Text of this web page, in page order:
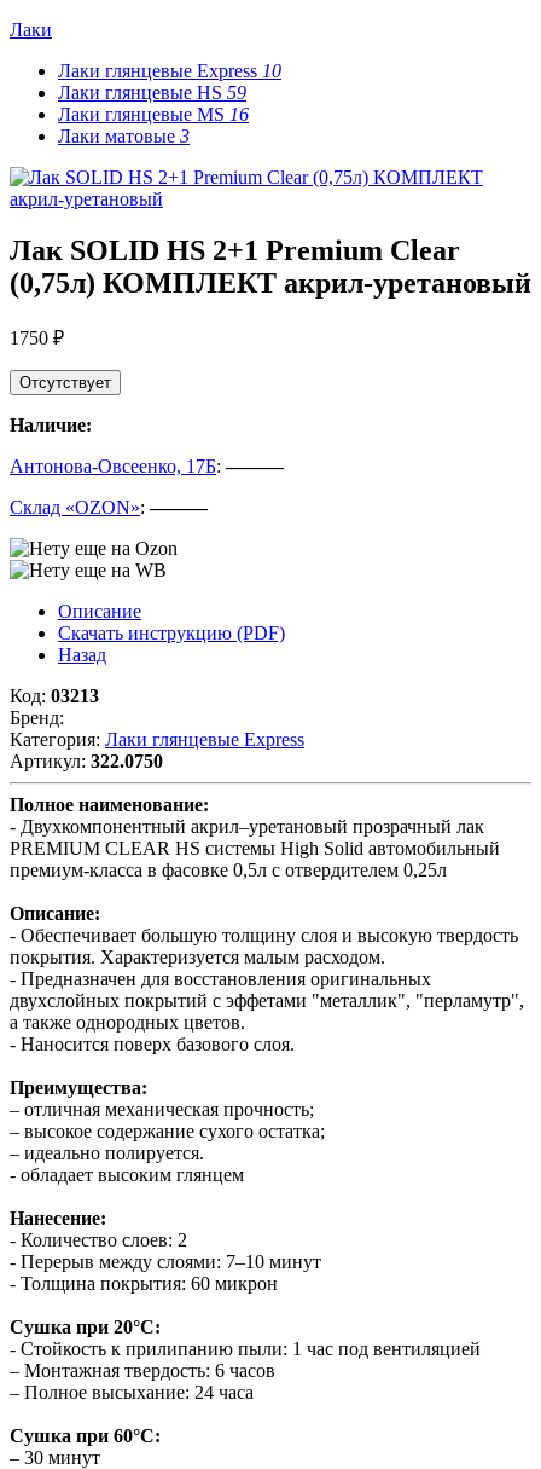
Лаки
Лаки глянцевые Express 10
Лаки глянцевые HS 59
Лаки глянцевые MS 16
Лаки матовые 3
Лак SOLID HS 2+1 Premium Clear
(0,75л) КОМПЛЕКТ акрил-уретановый
1750 ₽
Отсутствует
Наличие:
Антонова-Овсеенко, 17Б:———
Склад «OZON»:———
Описание
Скачать инструкцию (PDF)
Назад
Код: 03213
Бренд:
Категория: Лаки глянцевые Express
Артикул: 322.0750
Полное наименование:
- Двухкомпонентный акрил–уретановый прозрачный лак
PREMIUM CLEAR HS системы High Solid автомобильный
премиум-класса в фасовке 0,5л с отвердителем 0,25л
Описание:
- Обеспечивает большую толщину слоя и высокую твердость
покрытия. Характеризуется малым расходом.
- Предназначен для восстановления оригинальных
двухслойных покрытий с эффетами "металлик", "перламутр",
а также однородных цветов.
- Наносится поверх базового слоя.
Преимущества:
– отличная механическая прочность;
– высокое содержание сухого остатка;
– идеально полируется.
- обладает высоким глянцем
Нанесение:
- Количество слоев: 2
- Перерыв между слоями: 7–10 минут
- Толщина покрытия: 60 микрон
Сушка при 20°С:
- Стойкость к прилипанию пыли: 1 час под вентиляцией
– Монтажная твердость: 6 часов
– Полное высыхание: 24 часа
Сушка при 60°С:
– 30 минут